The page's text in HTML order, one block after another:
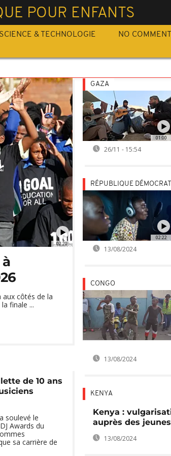
POUR ENFANTS
SCIENCE & TECHNOLOGIE NO COMMENT
02:20
aux côtés de la
finale ...
de 10 ans
soulevé le
Awards du
sa carrière de
01:00
GAZA
26/11 - 15:54
02:22
RÉPUBLIQUE
13/08/2024
CONGO
13/08/2024
KENYA
Kenya :
auprès des jeunes
13/08/2024